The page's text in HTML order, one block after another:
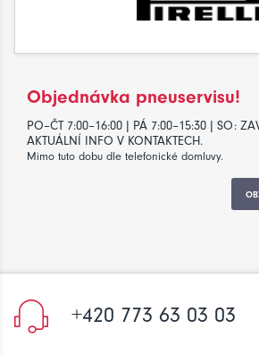
Objednávka pneuservisu!
PO–ČT 7:00–16:00 | PÁ 7:00–15:30 | SO:
AKTUÁLNÍ INFO V KONTAKTECH.
Mimo tuto dobu dle telefonické domluvy.
+420 773 63 03 03